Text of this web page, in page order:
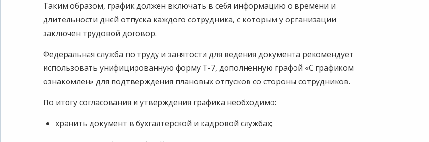
Таким образом, график должен включать в себя информацию о времени и
длительности дней отпуска каждого сотрудника, с которым у организации
заключен трудовой договор.
Федеральная служба по труду и занятости для ведения документа рекомендует
использовать унифицированную форму Т-7, дополненную графой «С графиком
ознакомлен» для подтверждения плановых отпусков со стороны сотрудников.
По итогу согласования и утверждения графика необходимо:
хранить документ в бухгалтерской и кадровой службах;